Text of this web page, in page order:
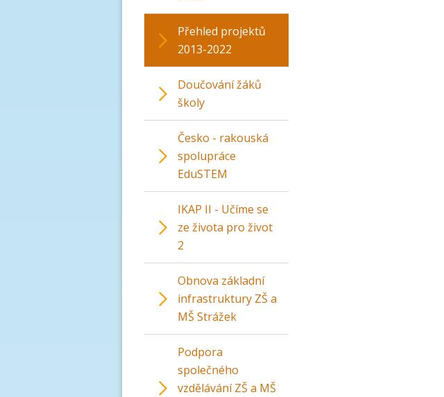
Přehled projektů
2013-2022
Doučování žáků
školy
Česko - rakouská
spolupráce
EduSTEM
IKAP II - Učíme se
ze života pro život
2
Obnova základní
infrastruktury ZŠ a
MŠ Strážek
Podpora
společného
vzdělávání ZŠ a MŠ